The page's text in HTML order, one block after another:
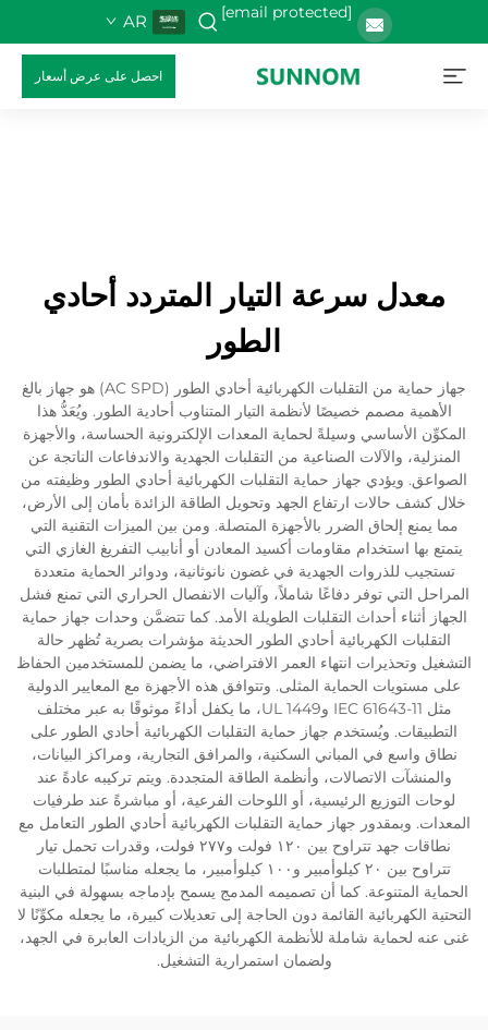
[email protected]
AR
احصل على عرض أسعار
معدل سرعة التيار المتردد أحادي
الطور
جهاز حماية من التقلبات الكهربائية أحادي الطور (AC SPD) هو جهاز بالغ
الأهمية مصمم خصيصًا لأنظمة التيار المتناوب أحادية الطور. ويُعَدُّ هذا
المكوِّن الأساسي وسيلةً لحماية المعدات الإلكترونية الحساسة، والأجهزة
المنزلية، والآلات الصناعية من التقلبات الجهدية والاندفاعات الناتجة عن
الصواعق. ويؤدي جهاز حماية التقلبات الكهربائية أحادي الطور وظيفته من
خلال كشف حالات ارتفاع الجهد وتحويل الطاقة الزائدة بأمان إلى الأرض،
مما يمنع إلحاق الضرر بالأجهزة المتصلة. ومن بين الميزات التقنية التي
يتمتع بها استخدام مقاومات أكسيد المعادن أو أنابيب التفريغ الغازي التي
تستجيب للذروات الجهدية في غضون نانوثانية، ودوائر الحماية متعددة
المراحل التي توفر دفاعًا شاملاً، وآليات الانفصال الحراري التي تمنع فشل
الجهاز أثناء أحداث التقلبات الطويلة الأمد. كما تتضمَّن وحدات جهاز حماية
التقلبات الكهربائية أحادي الطور الحديثة مؤشرات بصرية تُظهر حالة
التشغيل وتحذيرات انتهاء العمر الافتراضي، ما يضمن للمستخدمين الحفاظ
على مستويات الحماية المثلى. وتتوافق هذه الأجهزة مع المعايير الدولية
مثل IEC 61643-11 وUL 1449، ما يكفل أداءً موثوقًا به عبر مختلف
التطبيقات. ويُستخدم جهاز حماية التقلبات الكهربائية أحادي الطور على
نطاق واسع في المباني السكنية، والمرافق التجارية، ومراكز البيانات،
والمنشآت الاتصالات، وأنظمة الطاقة المتجددة. ويتم تركيبه عادةً عند
لوحات التوزيع الرئيسية، أو اللوحات الفرعية، أو مباشرةً عند طرفيات
المعدات. وبمقدور جهاز حماية التقلبات الكهربائية أحادي الطور التعامل مع
نطاقات جهد تتراوح بين ١٢٠ فولت و٢٧٧ فولت، وقدرات تحمل تيار
تتراوح بين ٢٠ كيلوأمبير و١٠٠ كيلوأمبير، ما يجعله مناسبًا لمتطلبات
الحماية المتنوعة. كما أن تصميمه المدمج يسمح بإدماجه بسهولة في البنية
التحتية الكهربائية القائمة دون الحاجة إلى تعديلات كبيرة، ما يجعله مكوِّنًا لا
غنى عنه لحماية شاملة للأنظمة الكهربائية من الزيادات العابرة في الجهد،
ولضمان استمرارية التشغيل.